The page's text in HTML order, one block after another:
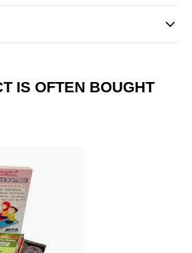
IS OFTEN BOUGHT